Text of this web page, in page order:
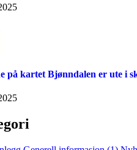
på kartet Bjønndalen er ute i